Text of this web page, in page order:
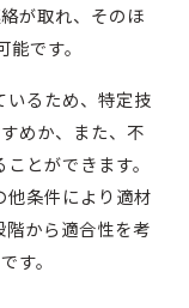
が取れ、そのほ
です。
いるため、特定技
めか、また、不
とができます。
他条件により適材
階から適合性を考
す。